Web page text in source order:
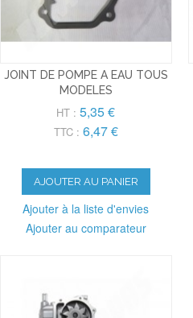
JOINT DE POMPE A EAU TOUS
MODELES
HT : 5,35 €
TTC : 6,47 €
AJOUTER AU PANIER
Ajouter à la liste d'envies
Ajouter au comparateur